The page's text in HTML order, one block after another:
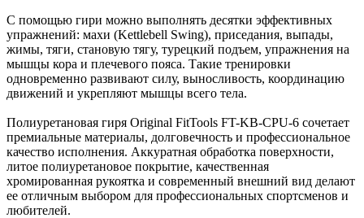
С помощью гири можно выполнять десятки эффективных
упражнений: махи (Kettlebell Swing), приседания, выпады,
жимы, тяги, становую тягу, турецкий подъем, упражнения на
мышцы кора и плечевого пояса. Такие тренировки
одновременно развивают силу, выносливость, координацию
движений и укрепляют мышцы всего тела.
Полиуретановая гиря Original FitTools FT-KB-CPU-6 сочетает
премиальные материалы, долговечность и профессиональное
качество исполнения. Аккуратная обработка поверхности,
литое полиуретановое покрытие, качественная
хромированная рукоятка и современный внешний вид делают
ее отличным выбором для профессиональных спортсменов и
любителей.